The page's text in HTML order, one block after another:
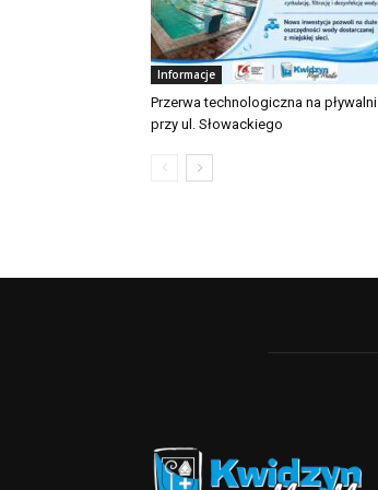
Informacje
Przerwa technologiczna na pływalni
przy ul. Słowackiego